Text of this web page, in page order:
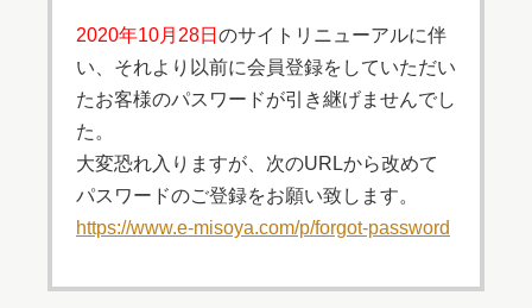
2020年10月28日 のサイトリニューアルに伴
い、それより以前に会員登録をしていただい
たお客様のパスワードが引き継げませんでし
た。
大変恐れ入りますが、次のURLから改めて
パスワードのご登録をお願い致します。
https://www.e-misoya.com/p/forgot-password